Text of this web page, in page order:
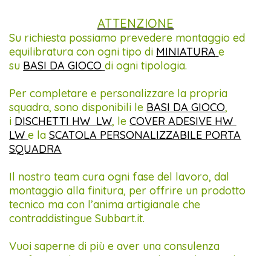
ATTENZIONE
Su richiesta possiamo prevedere montaggio ed
equilibratura con ogni tipo di MINIATURA e
su BASI DA GIOCO di ogni tipologia.
Per completare e personalizzare la propria
squadra, sono disponibili le BASI DA GIOCO,
i DISCHETTI HW LW, leCOVER ADESIVE HW
LW e laSCATOLA PERSONALIZZABILE PORTA
SQUADRA
Il nostro team cura ogni fase del lavoro, dal
montaggio alla finitura, per offrire un prodotto
tecnico ma con l’anima artigianale che
contraddistingue Subbart.it.
Vuoi saperne di più e aver una consulenza